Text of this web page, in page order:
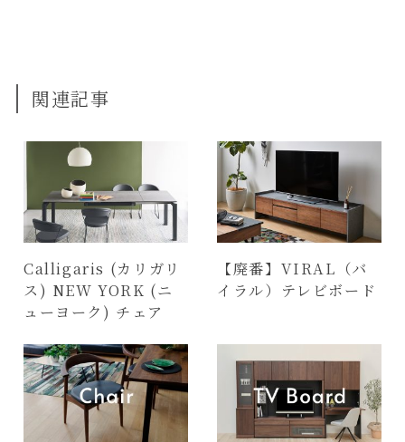
関連記事
Calligaris (カリガリ
ス) NEW YORK (ニ
ューヨーク) チェア
【廃番】VIRAL（バ
イラル）テレビボード